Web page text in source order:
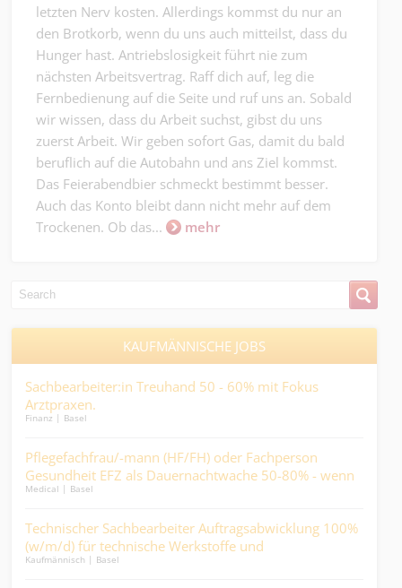
letzten Nerv kosten. Allerdings kommst du nur an
den Brotkorb, wenn du uns auch mitteilst, dass du
Hunger hast. Antriebslosigkeit führt nie zum
nächsten Arbeitsvertrag. Raff dich auf, leg die
Fernbedienung auf die Seite und ruf uns an. Sobald
wir wissen, dass du Arbeit suchst, gibst du uns
zuerst Arbeit. Wir geben sofort Gas, damit du bald
beruflich auf die Autobahn und ans Ziel kommst.
Das Feierabendbier schmeckt bestimmt besser.
Auch das Konto bleibt dann nicht mehr auf dem
Trockenen. Ob das...
mehr
KAUFMÄNNISCHE JOBS
Sachbearbeiter:in Treuhand 50 - 60% mit Fokus
Arztpraxen.
Finanz | Basel
Pflegefachfrau/-mann (HF/FH) oder Fachperson
Gesundheit EFZ als Dauernachtwache 50-80% - wenn
andere schlafen, werden Sie zum wichtigsten Menschen
Medical | Basel
Technischer Sachbearbeiter Auftragsabwicklung 100%
(w/m/d) für technische Werkstoffe und
Industrieprodukte.
Kaufmännisch | Basel